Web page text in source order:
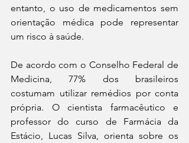
entanto, o uso de medicamentos sem
orientação médica pode representar
um risco à saúde.
De acordo com o Conselho Federal de
Medicina, 77% dos brasileiros
costumam utilizar remédios por conta
própria. O cientista farmacêutico e
professor do curso de Farmácia da
Estácio, Lucas Silva, orienta sobre os